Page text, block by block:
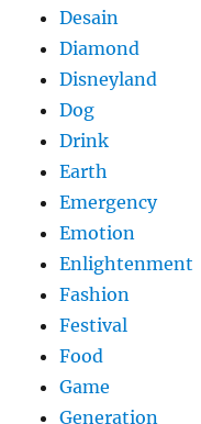
Desain
Diamond
Disneyland
Dog
Drink
Earth
Emergency
Emotion
Enlightenment
Fashion
Festival
Food
Game
Generation